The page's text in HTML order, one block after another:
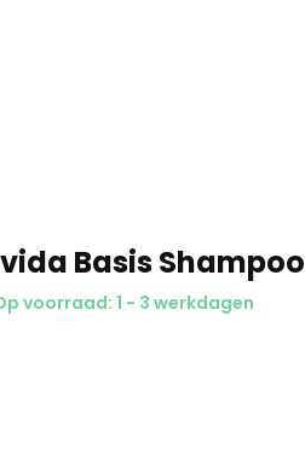
Basis Shampoo
voorraad: 1 - 3 werkdagen